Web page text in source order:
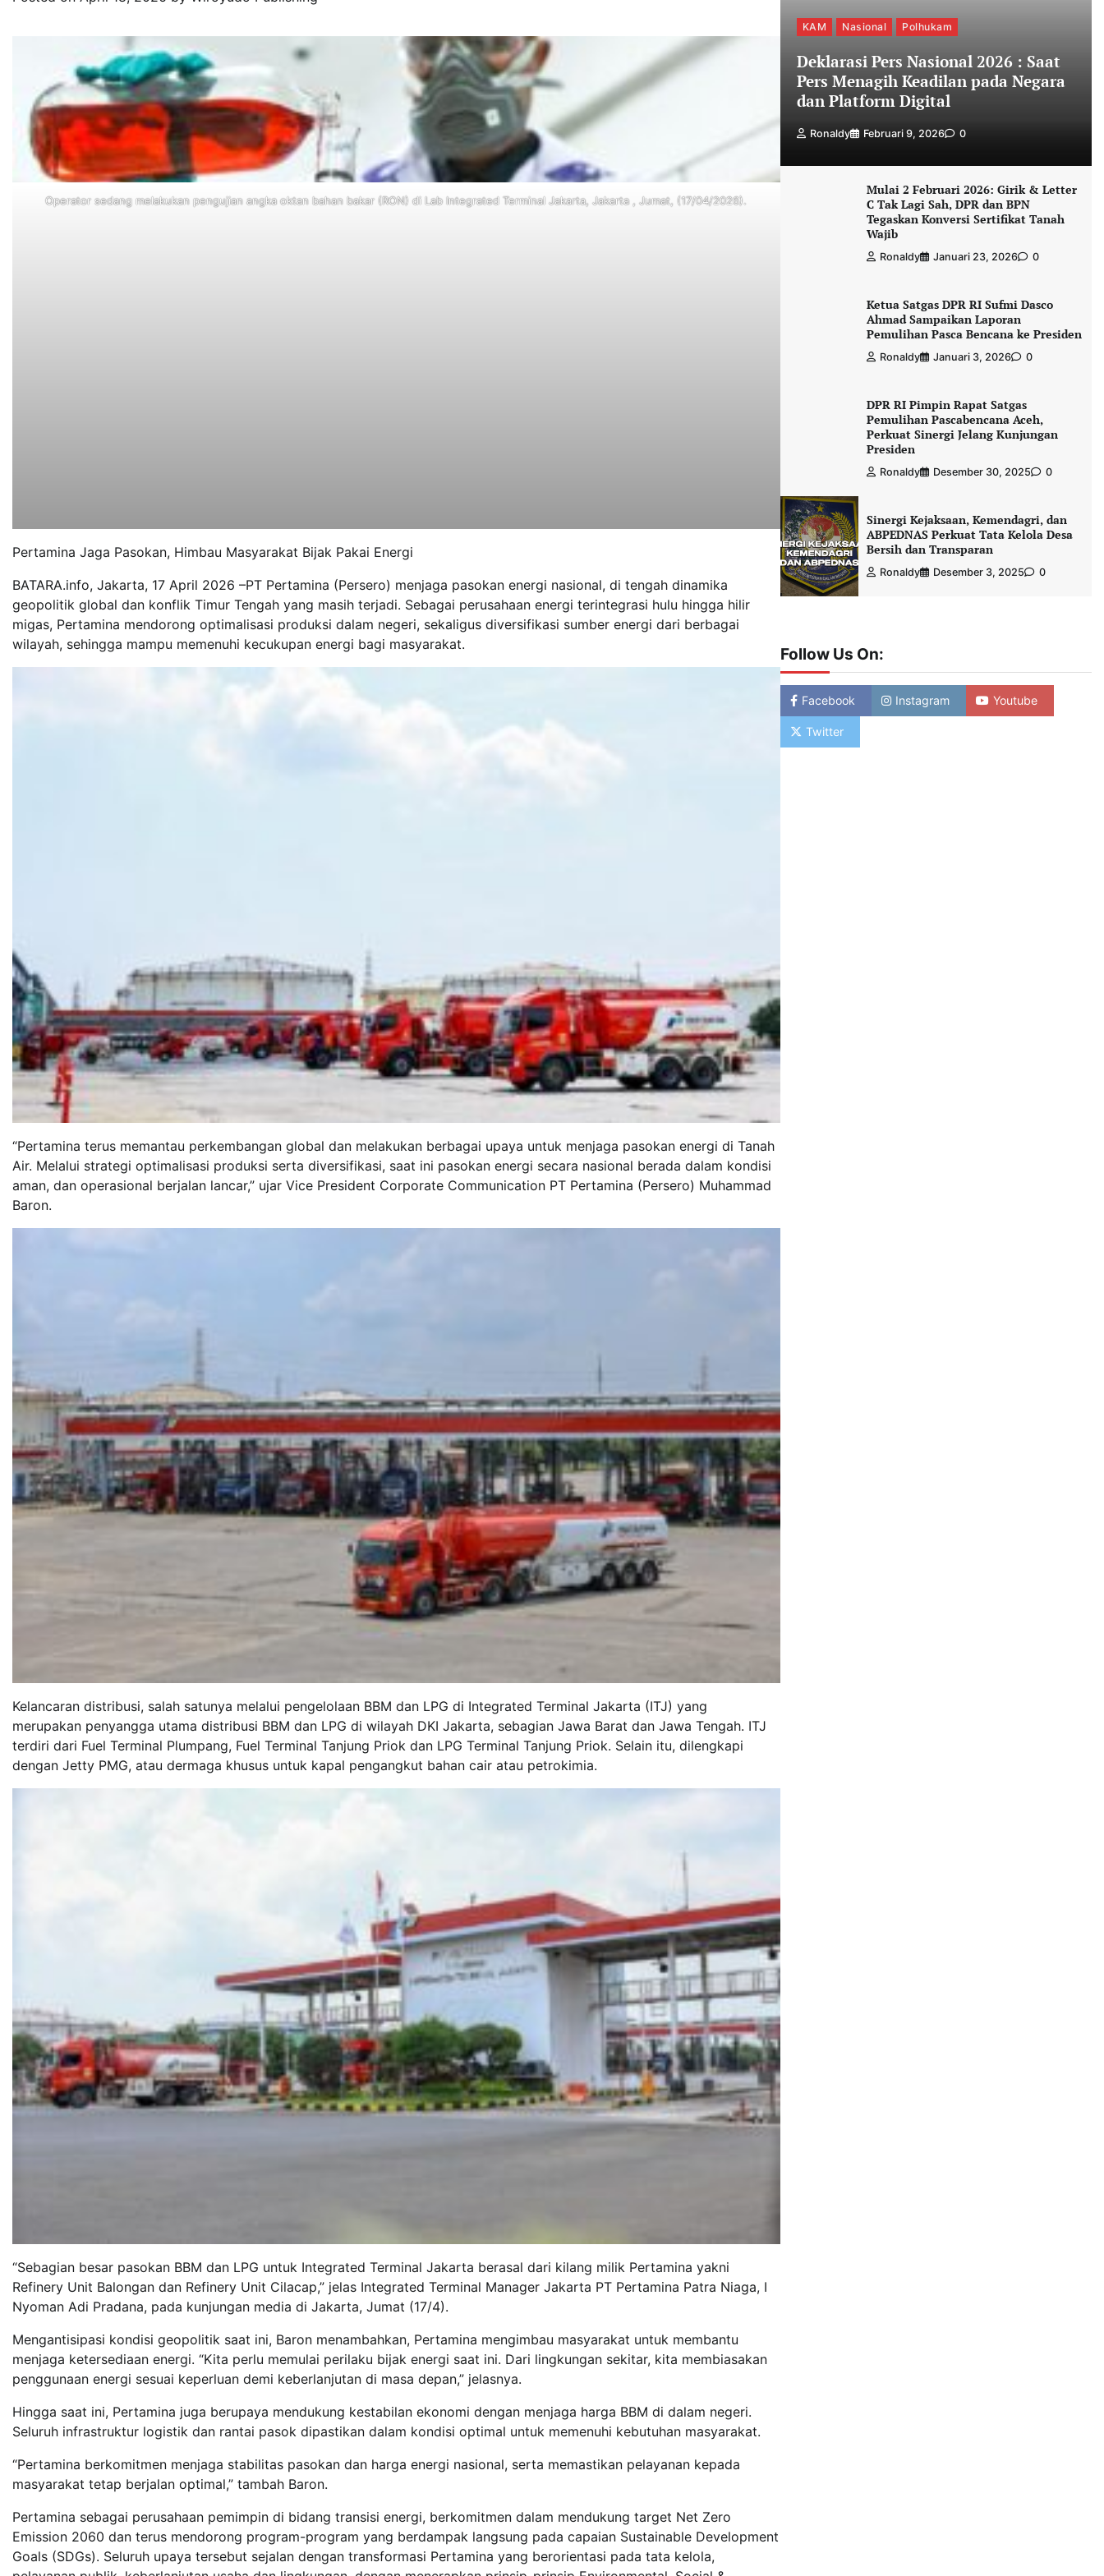
Operator sedang melakukan pengujian angka oktan bahan bakar (RON) di Lab Integrated Terminal Jakarta, Jakarta , Jumat, (17/04/2026).
Pertamina Jaga Pasokan, Himbau Masyarakat Bijak Pakai Energi
BATARA.info, Jakarta, 17 April 2026 –PT Pertamina (Persero) menjaga pasokan energi nasional, di tengah dinamika
geopolitik global dan konflik Timur Tengah yang masih terjadi. Sebagai perusahaan energi terintegrasi hulu hingga hilir
migas, Pertamina mendorong optimalisasi produksi dalam negeri, sekaligus diversifikasi sumber energi dari berbagai
wilayah, sehingga mampu memenuhi kecukupan energi bagi masyarakat.
“Pertamina terus memantau perkembangan global dan melakukan berbagai upaya untuk menjaga pasokan energi di Tanah
Air. Melalui strategi optimalisasi produksi serta diversifikasi, saat ini pasokan energi secara nasional berada dalam kondisi
aman, dan operasional berjalan lancar,” ujar Vice President Corporate Communication PT Pertamina (Persero) Muhammad
Baron.
Kelancaran distribusi, salah satunya melalui pengelolaan BBM dan LPG di Integrated Terminal Jakarta (ITJ) yang
merupakan penyangga utama distribusi BBM dan LPG di wilayah DKI Jakarta, sebagian Jawa Barat dan Jawa Tengah. ITJ
terdiri dari Fuel Terminal Plumpang, Fuel Terminal Tanjung Priok dan LPG Terminal Tanjung Priok. Selain itu, dilengkapi
dengan Jetty PMG, atau dermaga khusus untuk kapal pengangkut bahan cair atau petrokimia.
“Sebagian besar pasokan BBM dan LPG untuk Integrated Terminal Jakarta berasal dari kilang milik Pertamina yakni
Refinery Unit Balongan dan Refinery Unit Cilacap,” jelas Integrated Terminal Manager Jakarta PT Pertamina Patra Niaga, I
Nyoman Adi Pradana, pada kunjungan media di Jakarta, Jumat (17/4).
Mengantisipasi kondisi geopolitik saat ini, Baron menambahkan, Pertamina mengimbau masyarakat untuk membantu
menjaga ketersediaan energi. “Kita perlu memulai perilaku bijak energi saat ini. Dari lingkungan sekitar, kita membiasakan
penggunaan energi sesuai keperluan demi keberlanjutan di masa depan,” jelasnya.
Hingga saat ini, Pertamina juga berupaya mendukung kestabilan ekonomi dengan menjaga harga BBM di dalam negeri.
Seluruh infrastruktur logistik dan rantai pasok dipastikan dalam kondisi optimal untuk memenuhi kebutuhan masyarakat.
“Pertamina berkomitmen menjaga stabilitas pasokan dan harga energi nasional, serta memastikan pelayanan kepada
masyarakat tetap berjalan optimal,” tambah Baron.
Pertamina sebagai perusahaan pemimpin di bidang transisi energi, berkomitmen dalam mendukung target Net Zero
Emission 2060 dan terus mendorong program-program yang berdampak langsung pada capaian Sustainable Development
Goals (SDGs). Seluruh upaya tersebut sejalan dengan transformasi Pertamina yang berorientasi pada tata kelola,
KAM Nasional Polhukam
Deklarasi Pers Nasional 2026 : Saat
Pers Menagih Keadilan pada Negara
dan Platform Digital
Ronaldy Februari 9, 2026 0
Mulai 2 Februari 2026: Girik & Letter
C Tak Lagi Sah, DPR dan BPN
Tegaskan Konversi Sertifikat Tanah
Wajib
Ronaldy Januari 23, 2026 0
Ketua Satgas DPR RI Sufmi Dasco
Ahmad Sampaikan Laporan
Pemulihan Pasca Bencana ke Presiden
Ronaldy Januari 3, 2026 0
DPR RI Pimpin Rapat Satgas
Pemulihan Pascabencana Aceh,
Perkuat Sinergi Jelang Kunjungan
Presiden
Ronaldy Desember 30, 2025 0
Sinergi Kejaksaan, Kemendagri, dan
ABPEDNAS Perkuat Tata Kelola Desa
Bersih dan Transparan
Ronaldy Desember 3, 2025 0
Follow Us On:
Facebook Instagram Youtube
Twitter